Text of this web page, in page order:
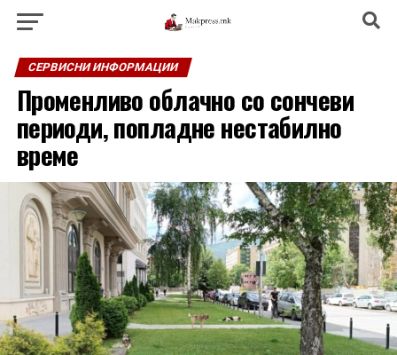
СЕРВИСНИ ИНФОРМАЦИИ
Променливо облачно со сончеви
периоди, попладне нестабилно
време